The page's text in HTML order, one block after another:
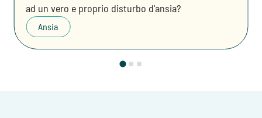
ad un vero e proprio disturbo d'ansia?
Ansia